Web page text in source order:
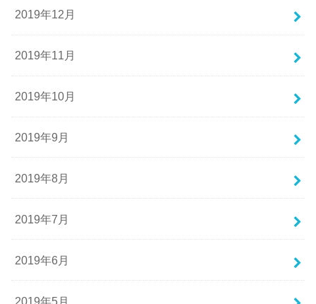
2019年12月
2019年11月
2019年10月
2019年9月
2019年8月
2019年7月
2019年6月
2019年5月